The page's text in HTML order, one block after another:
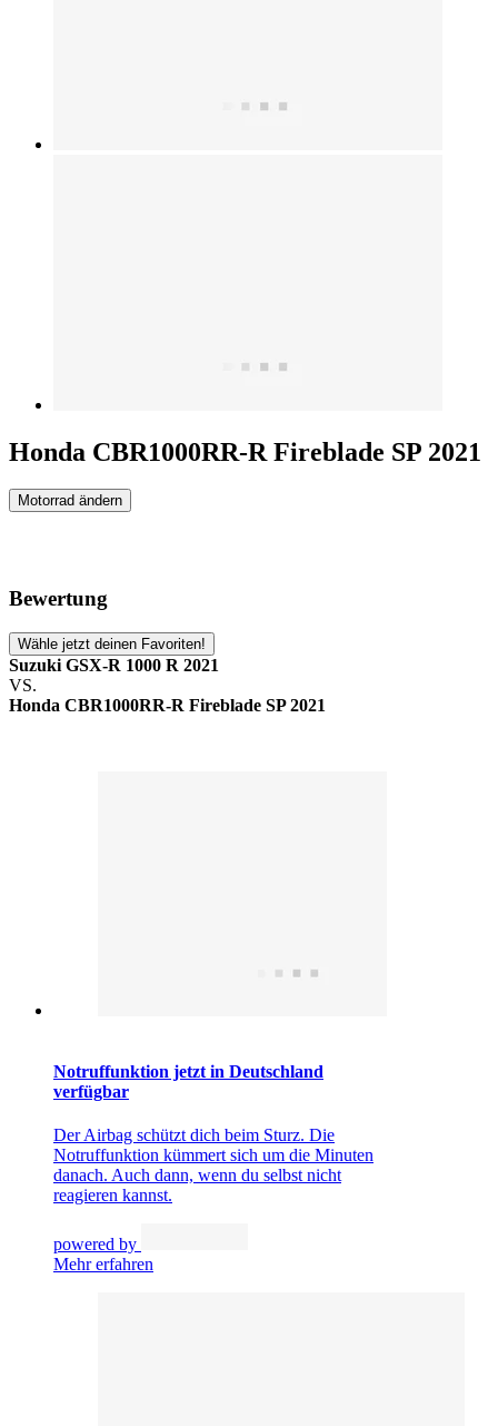
Honda CBR1000RR-R Fireblade SP 2021
Motorrad ändern
Bewertung
Wähle jetzt deinen Favoriten!
Suzuki GSX-R 1000 R 2021
VS.
Honda CBR1000RR-R Fireblade SP 2021
Notruffunktion jetzt in Deutschland
verfügbar
Der Airbag schützt dich beim Sturz. Die
Notruffunktion kümmert sich um die Minuten
danach. Auch dann, wenn du selbst nicht
reagieren kannst.
powered by
Mehr erfahren